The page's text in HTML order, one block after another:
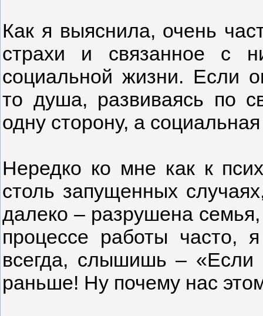
Как я выяснила, очень
страхи и связанное с
социальной жизни. Если
то душа, развиваясь по
одну сторону, а
Нередко ко мне как к
столь запущенных
далеко – разрушена
процессе работы часто,
всегда, слышишь –
раньше! Ну почему нас